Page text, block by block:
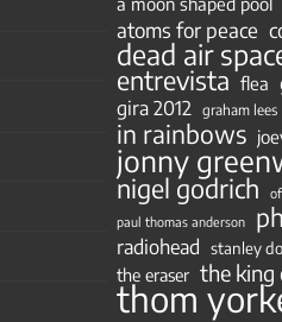
atoms for peace
dead air
entrevista flea
gira 2012 graham lees
in rainbows
jonny
nigel godrich
paul thomas anderson
radiohead stanley
the eraser the king
thom